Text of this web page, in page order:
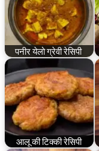
पनीर येलो ग्रेवी रेसिपी
आलू की टिक्की रेसिपी